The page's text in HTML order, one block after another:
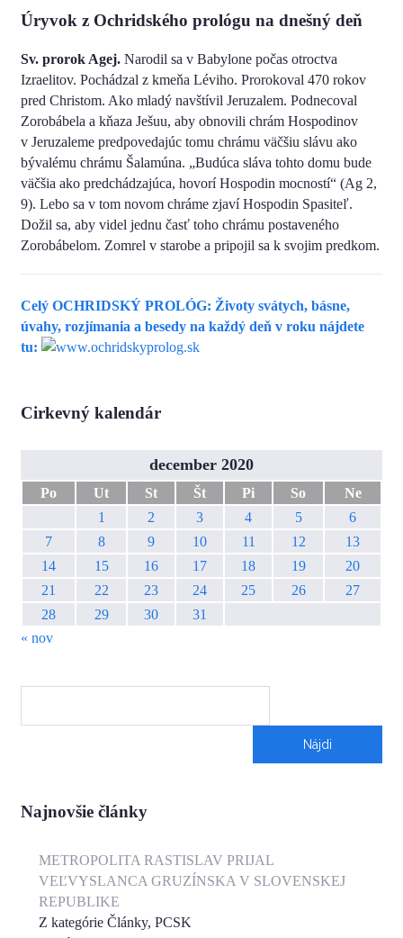
Úryvok z Ochridského prológu na dnešný deň
Sv. prorok Agej. Narodil sa v Babylone počas otroctva
Izraelitov. Pochádzal z kmeňa Léviho. Prorokoval 470 rokov
pred Christom. Ako mladý navštívil Jeruzalem. Podnecoval
Zorobábela a kňaza Ješuu, aby obnovili chrám Hospodinov
v Jeruzaleme predpovedajúc tomu chrámu väčšiu slávu ako
bývalému chrámu Šalamúna. „Budúca sláva tohto domu bude
väčšia ako predchádzajúca, hovorí Hospodin mocností“ (Аg 2,
9). Lebo sa v tom novom chráme zjaví Hospodin Spasiteľ.
Dožil sa, aby videl jednu časť toho chrámu postaveného
Zorobábelom. Zomrel v starobe a pripojil sa k svojim predkom.
Celý OCHRIDSKÝ PROLÓG: Životy svátych, básne,
úvahy, rozjímania a besedy na každý deň v roku nájdete
tu:
Cirkevný kalendár
december 2020
Po Ut St Št Pi So
Ne
1
2 3 4 5
6
7
8 9 10 11 12
13
14
15 16 17 18 19
20
21
22 23 24 25 26
27
28
29 30
31
« nov
Najnovšie články
METROPOLITA RASTISLAV PRIJAL
VEĽVYSLANCA GRUZÍNSKA V SLOVENSKEJ
REPUBLIKE
Z kategórie Články, PCSK